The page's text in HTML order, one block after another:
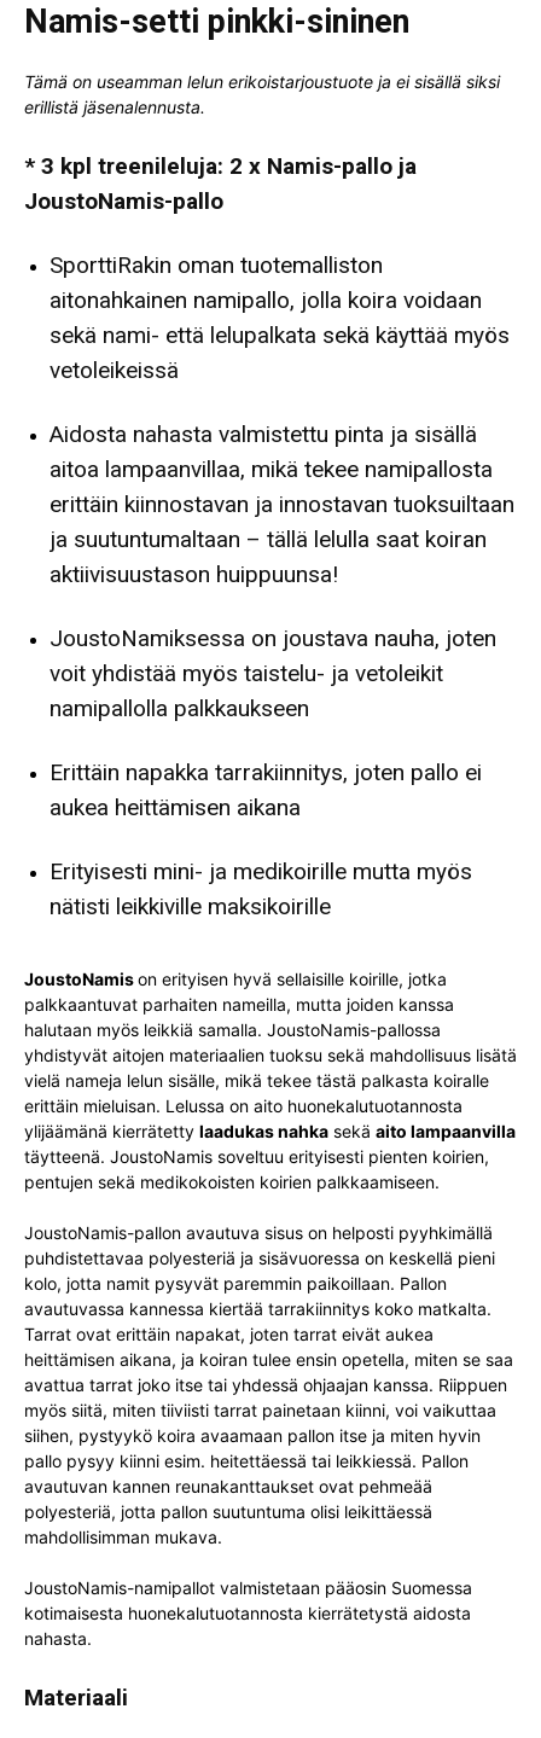
Namis-setti pinkki-sininen
Tämä on useamman lelun erikoistarjoustuote ja ei sisällä siksi
erillistä jäsenalennusta.
* 3 kpl treenileluja: 2 x Namis-pallo ja
JoustoNamis-pallo
SporttiRakin oman tuotemalliston
aitonahkainen namipallo, jolla koira voidaan
sekä nami- että lelupalkata sekä käyttää myös
vetoleikeissä
Aidosta nahasta valmistettu pinta ja sisällä
aitoa lampaanvillaa, mikä tekee namipallosta
erittäin kiinnostavan ja innostavan tuoksuiltaan
ja suutuntumaltaan – tällä lelulla saat koiran
aktiivisuustason huippuunsa!
JoustoNamiksessa on joustava nauha, joten
voit yhdistää myös taistelu- ja vetoleikit
namipallolla palkkaukseen
Erittäin napakka tarrakiinnitys, joten pallo ei
aukea heittämisen aikana
Erityisesti mini- ja medikoirille mutta myös
nätisti leikkiville maksikoirille
JoustoNamison erityisen hyvä sellaisille koirille, jotka
palkkaantuvat parhaiten nameilla, mutta joiden kanssa
halutaan myös leikkiä samalla. JoustoNamis-pallossa
yhdistyvät aitojen materiaalien tuoksu sekä mahdollisuus lisätä
vielä nameja lelun sisälle, mikä tekee tästä palkasta koiralle
erittäin mieluisan. Lelussa on aito huonekalutuotannosta
ylijäämänä kierrätetty laadukas nahka sekä aito lampaanvilla
täytteenä. JoustoNamis soveltuu erityisesti pienten koirien,
pentujen sekä medikokoisten koirien palkkaamiseen.
JoustoNamis-pallon avautuva sisus on helposti pyyhkimällä
puhdistettavaa polyesteriä ja sisävuoressa on keskellä pieni
kolo, jotta namit pysyvät paremmin paikoillaan. Pallon
avautuvassa kannessa kiertää tarrakiinnitys koko matkalta.
Tarrat ovat erittäin napakat, joten tarrat eivät aukea
heittämisen aikana, ja koiran tulee ensin opetella, miten se saa
avattua tarrat joko itse tai yhdessä ohjaajan kanssa. Riippuen
myös siitä, miten tiiviisti tarrat painetaan kiinni, voi vaikuttaa
siihen, pystyykö koira avaamaan pallon itse ja miten hyvin
pallo pysyy kiinni esim. heitettäessä tai leikkiessä. Pallon
avautuvan kannen reunakanttaukset ovat pehmeää
polyesteriä, jotta pallon suutuntuma olisi leikittäessä
mahdollisimman mukava.
JoustoNamis-namipallot valmistetaan pääosin Suomessa
kotimaisesta huonekalutuotannosta kierrätetystä aidosta
nahasta.
Materiaali